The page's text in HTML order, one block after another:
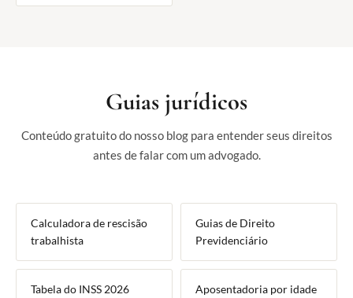
Guias jurídicos
Conteúdo gratuito do nosso blog para entender seus direitos
antes de falar com um advogado.
Calculadora de rescisão
trabalhista
Guias de Direito
Previdenciário
Tabela do INSS 2026
Aposentadoria por idade